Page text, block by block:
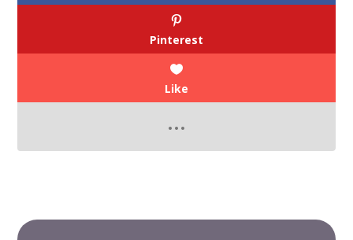
Pinterest
Like